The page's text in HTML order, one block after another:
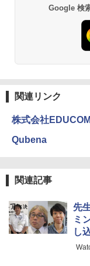
4
5
Google 検
関連リンク
株式会社EDUCOM
Qubena
関連記事
先
ミ
し